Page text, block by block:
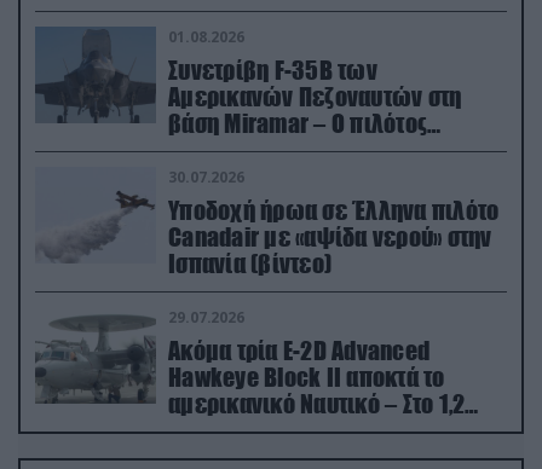
01.08.2026
Συνετρίβη F-35B των
Αμερικανών Πεζοναυτών στη
βάση Miramar – Ο πιλότος
εκτινάχθηκε εγκαίρως
30.07.2026
Υποδοχή ήρωα σε Έλληνα πιλότο
Canadair με «αψίδα νερού» στην
Ισπανία (βίντεο)
29.07.2026
Ακόμα τρία E-2D Advanced
Hawkeye Block II αποκτά το
αμερικανικό Ναυτικό – Στο 1,2
δισ.δολάρια το κόστος